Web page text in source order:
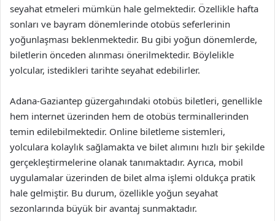
seyahat etmeleri mümkün hale gelmektedir. Özellikle hafta
sonları ve bayram dönemlerinde otobüs seferlerinin
yoğunlaşması beklenmektedir. Bu gibi yoğun dönemlerde,
biletlerin önceden alınması önerilmektedir. Böylelikle
yolcular, istedikleri tarihte seyahat edebilirler.
Adana-Gaziantep güzergahındaki otobüs biletleri, genellikle
hem internet üzerinden hem de otobüs terminallerinden
temin edilebilmektedir. Online biletleme sistemleri,
yolculara kolaylık sağlamakta ve bilet alımını hızlı bir şekilde
gerçekleştirmelerine olanak tanımaktadır. Ayrıca, mobil
uygulamalar üzerinden de bilet alma işlemi oldukça pratik
hale gelmiştir. Bu durum, özellikle yoğun seyahat
sezonlarında büyük bir avantaj sunmaktadır.